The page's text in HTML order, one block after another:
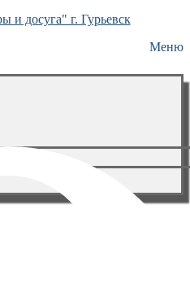
и досуга" г. Гурьевск
Меню